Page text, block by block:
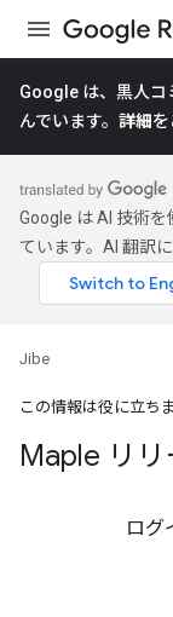
Google は、黒人コ
んでいます。 詳細を
Google は AI 技術
ています。AI 翻訳
Jibe
この情報は役に立ち
Maple リリ
ログ